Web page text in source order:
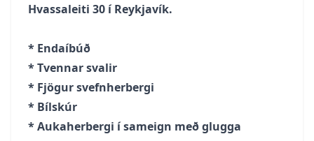
Hvassaleiti 30 í Reykjavík.
* Endaíbúð
* Tvennar svalir
* Fjögur svefnherbergi
* Bílskúr
* Aukaherbergi í sameign með glugga